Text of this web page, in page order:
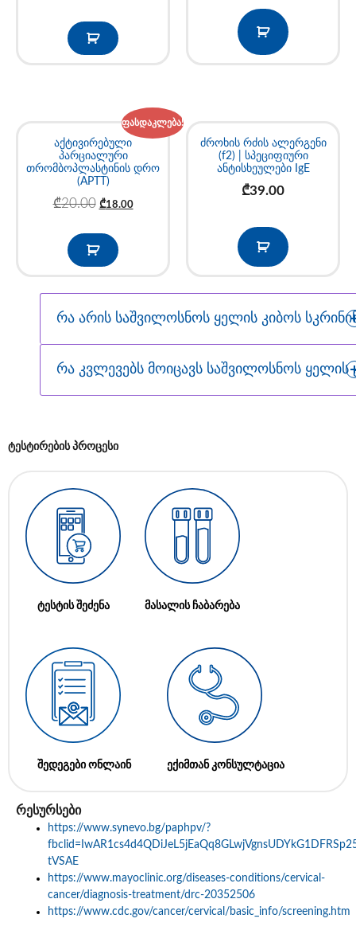
ფასდაკლება!
აქტივირებული
პარციალური
თრომბოპლასტინის დრო
(APTT)
₾20.00 ₾18.00
ძროხის რძის ალერგენი
(f2) | სპეციფიური
ანტისხეულები IgE
₾39.00
რა არის საშვილოსნოს ყელის კიბოს
რა კვლევებს მოიცავს საშვილოსნოს ყელის
ტესტირების პროცესი
ტესტის შეძენა მასალის ჩაბარება
შედეგები ონლაინ ექიმთან კონსულტაცია
რესურსები
https://www.synevo.bg/paphpv/?
tVSAE
https://www.mayoclinic.org/diseases-conditions/cervical-
cancer/diagnosis-treatment/drc-20352506
https://www.cdc.gov/cancer/cervical/basic_info/screening.htm